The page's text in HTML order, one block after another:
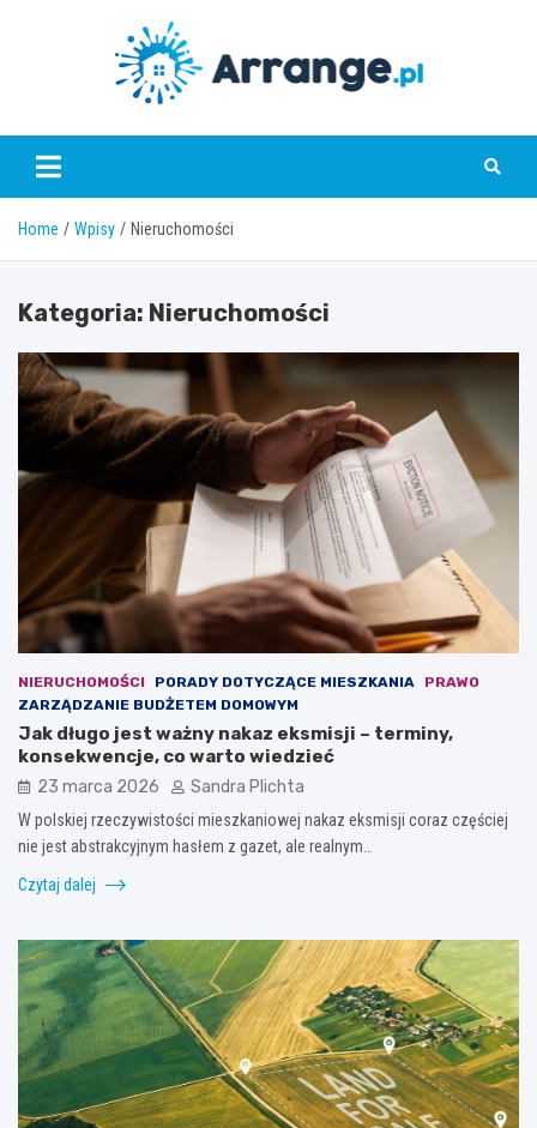
www.arrange.pl
Home Wpisy Nieruchomości
Kategoria: Nieruchomości
NIERUCHOMOŚCI PORADY DOTYCZĄCE MIESZKANIA
PRAWO
ZARZĄDZANIE BUDŻETEM DOMOWYM
Jak długo jest ważny nakaz eksmisji – terminy,
konsekwencje, co warto wiedzieć
23 marca 2026 Sandra Plichta
W polskiej rzeczywistości mieszkaniowej nakaz eksmisji coraz częściej
nie jest abstrakcyjnym hasłem z gazet, ale realnym…
Czytaj dalej